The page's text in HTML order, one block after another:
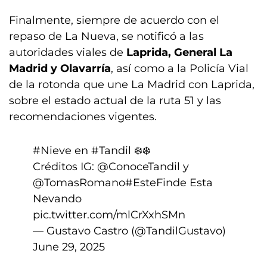
Finalmente, siempre de acuerdo con el
repaso de La Nueva, se notificó a las
autoridades viales de Laprida, General La
Madrid y Olavarría, así como a la Policía Vial
de la rotonda que une La Madrid con Laprida,
sobre el estado actual de la ruta 51 y las
recomendaciones vigentes.
#Nieve en #Tandil ❄️❄️
Créditos IG: @ConoceTandil y
@TomasRomano#EsteFinde Esta
Nevando
pic.twitter.com/mlCrXxhSMn
— Gustavo Castro (@TandilGustavo)
June 29, 2025